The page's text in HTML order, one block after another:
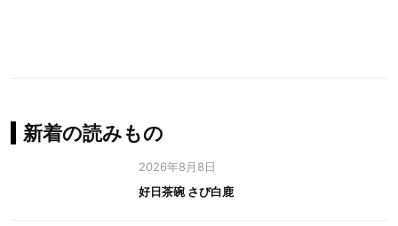
新着の読みもの
2026年8月8日
好日茶碗 さび白鹿